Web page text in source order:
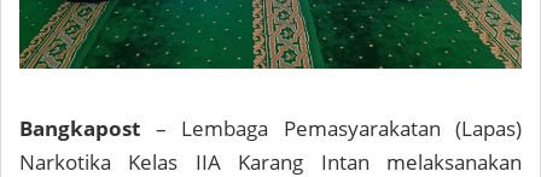
Bangkapost – Lembaga Pemasyarakatan (Lapas)
Narkotika Kelas IIA Karang Intan melaksanakan